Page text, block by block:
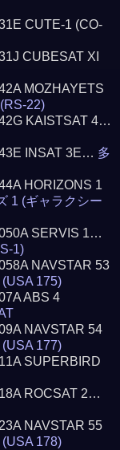
CUTE-1 (CO-
CUBESAT XI
MOZHAYETS
22)
KAISTSAT 4…
INSAT 3E… 多
HORIZONS 1
1 (ギャラクシー
SERVIS 1…
1)
NAVSTAR 53
175)
ABS 4
NAVSTAR 54
177)
SUPERBIRD
ROCSAT 2…
NAVSTAR 55
178)